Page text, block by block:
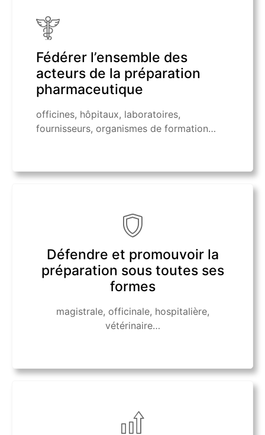
Fédérer l’ensemble des
acteurs de la préparation
pharmaceutique
officines, hôpitaux, laboratoires,
fournisseurs, organismes de formation…
Défendre et promouvoir la
préparation sous toutes ses
formes
magistrale, officinale, hospitalière,
vétérinaire…